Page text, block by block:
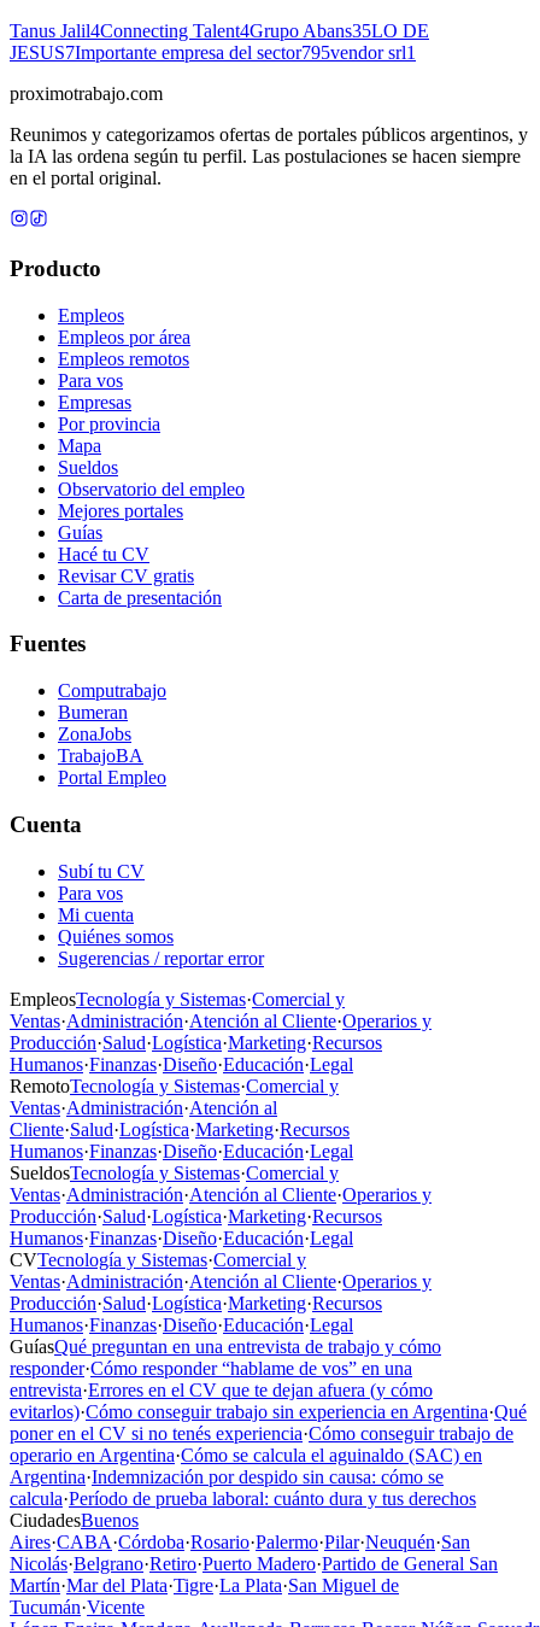
Tanus Jalil4Connecting Talent4Grupo Abans35LO DE
JESUS7Importante empresa del sector795vendor srl1
proximotrabajo.com
Reunimos y categorizamos ofertas de portales públicos argentinos, y
la IA las ordena según tu perfil. Las postulaciones se hacen siempre
en el portal original.
Producto
Empleos
Empleos por área
Empleos remotos
Para vos
Empresas
Por provincia
Mapa
Sueldos
Observatorio del empleo
Mejores portales
Guías
Hacé tu CV
Revisar CV gratis
Carta de presentación
Fuentes
Computrabajo
Bumeran
ZonaJobs
TrabajoBA
Portal Empleo
Cuenta
Subí tu CV
Para vos
Mi cuenta
Quiénes somos
Sugerencias / reportar error
EmpleosTecnología y Sistemas·Comercial y
Ventas·Administración·Atención al Cliente·Operarios y
Producción·Salud·Logística·Marketing·Recursos
Humanos·Finanzas·Diseño·Educación·Legal
RemotoTecnología y Sistemas·Comercial y
Ventas·Administración·Atención al
Cliente·Salud·Logística·Marketing·Recursos
Humanos·Finanzas·Diseño·Educación·Legal
SueldosTecnología y Sistemas·Comercial y
Ventas·Administración·Atención al Cliente·Operarios y
Producción·Salud·Logística·Marketing·Recursos
Humanos·Finanzas·Diseño·Educación·Legal
CVTecnología y Sistemas·Comercial y
Ventas·Administración·Atención al Cliente·Operarios y
Producción·Salud·Logística·Marketing·Recursos
Humanos·Finanzas·Diseño·Educación·Legal
GuíasQué preguntan en una entrevista de trabajo y cómo
responder·Cómo responder “hablame de vos” en una
entrevista·Errores en el CV que te dejan afuera (y cómo
evitarlos)·Cómo conseguir trabajo sin experiencia en Argentina·Qué
poner en el CV si no tenés experiencia·Cómo conseguir trabajo de
operario en Argentina·Cómo se calcula el aguinaldo (SAC) en
Argentina·Indemnización por despido sin causa: cómo se
calcula·Período de prueba laboral: cuánto dura y tus derechos
CiudadesBuenos
Aires·CABA·Córdoba·Rosario·Palermo·Pilar·Neuquén·San
Nicolás·Belgrano·Retiro·Puerto Madero·Partido de General San
Martín·Mar del Plata·Tigre·La Plata·San Miguel de
Tucumán·Vicente